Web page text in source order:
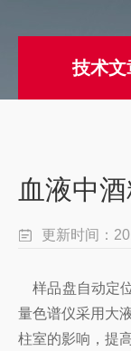
技术文
血液中
更新时间：
样品盘自动定
量色谱仪采用大
柱室的影响，提